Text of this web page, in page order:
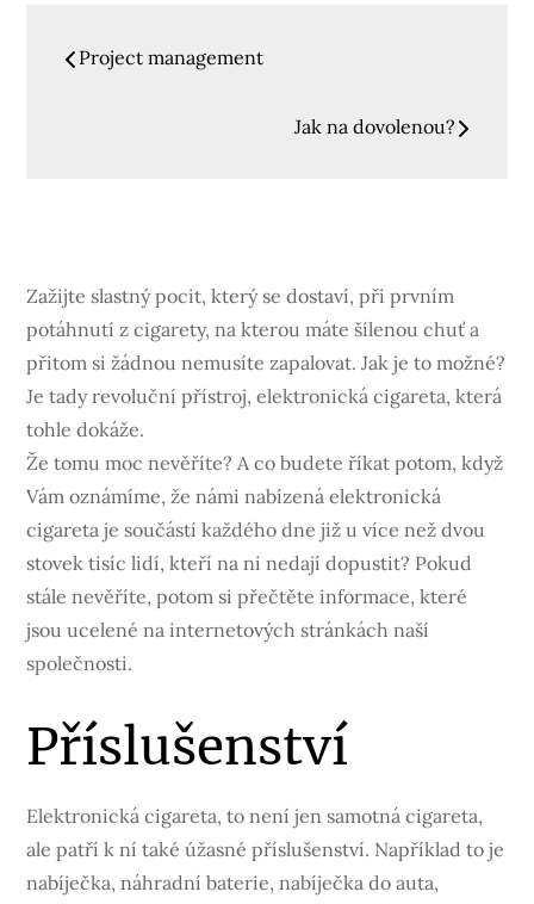
Navigace
Project management
Jak na dovolenou?
Zažijte slastný pocit, který se dostaví, při prvním
potáhnutí z cigarety, na kterou máte šílenou chuť a
přitom si žádnou nemusíte zapalovat. Jak je to možné?
Je tady revoluční přístroj, elektronická cigareta, která
tohle dokáže.
Že tomu moc nevěříte? A co budete říkat potom, když
Vám oznámíme, že námi nabízenáelektronická
cigareta je součástí každého dne již u více než dvou
stovek tisíc lidí, kteří na ni nedají dopustit? Pokud
stále nevěříte, potom si přečtěte informace, které
jsou ucelené na internetových stránkách naší
společnosti.
Příslušenství
Elektronická cigareta, to není jen samotná cigareta,
ale patří k ní také úžasné příslušenství. Například to je
nabíječka, náhradní baterie, nabíječka do auta,